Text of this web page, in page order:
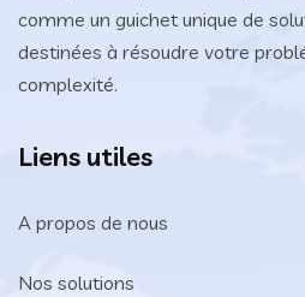
comme un guichet unique de
destinées à résoudre votre
complexité.
Liens utiles
A propos de nous
Nos solutions